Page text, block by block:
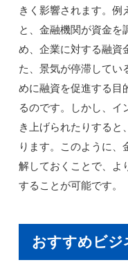
きく影響されます。例
と、金融機関が資金を
め、企業に対する融資
た、景気が停滞してい
めに融資を促進する目
るのです。しかし、イ
き上げられたりすると
ります。このように
解しておくことで、よ
することが可能です。
おすすめビジ